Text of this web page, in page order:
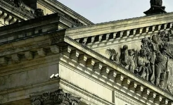
berlin
nord
wahrheit